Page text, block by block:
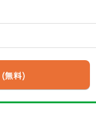
(無料)